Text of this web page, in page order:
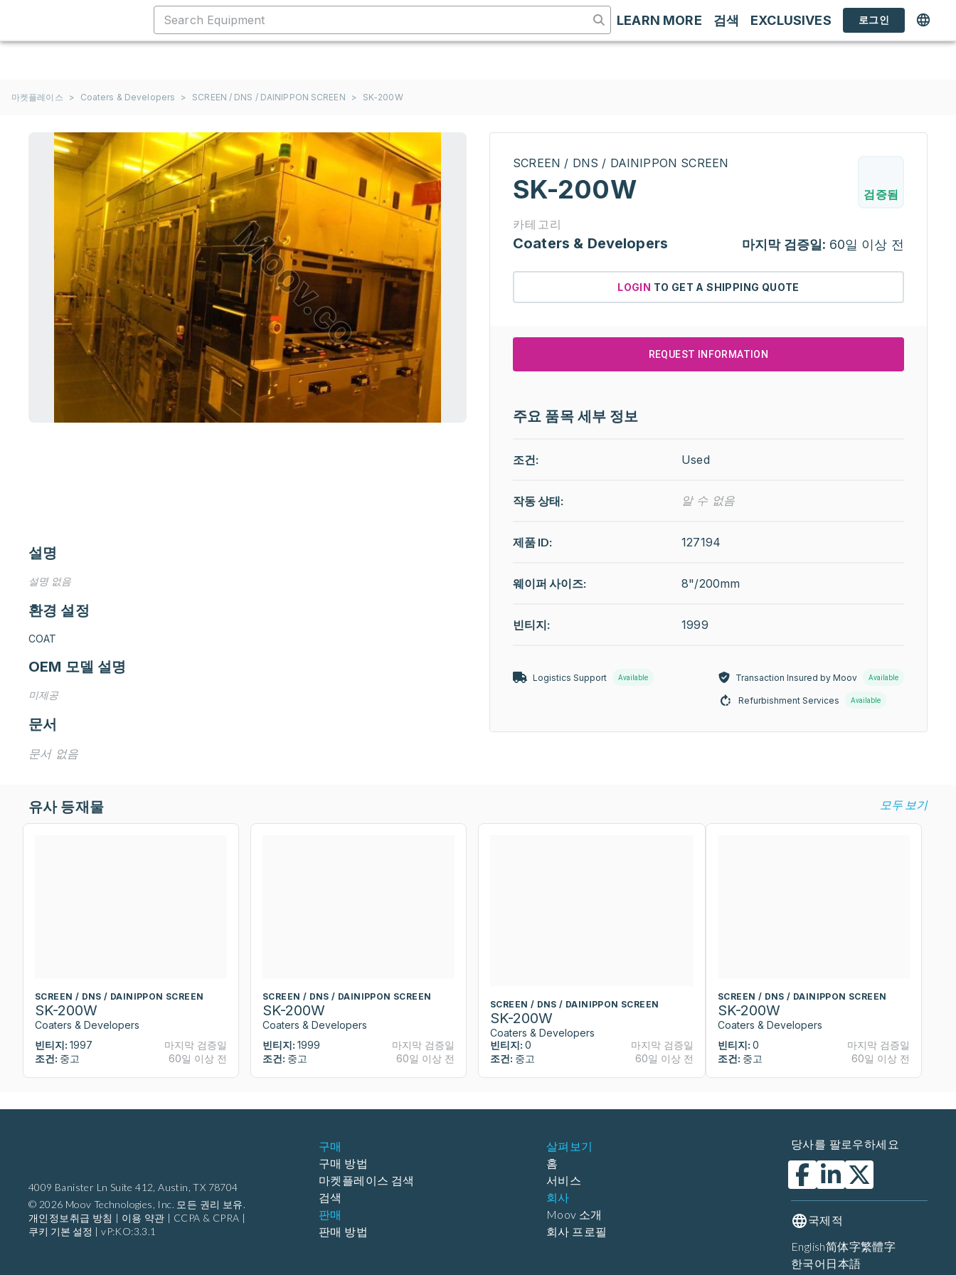
LEARN MORE 검색 EXCLUSIVES 로그인
마켓플레이스 > Coaters & Developers > SCREEN / DNS / DAINIPPON SCREEN > SK-200W
설명
설명 없음
환경 설정
COAT
OEM 모델 설명
미제공
문서
문서 없음
SCREEN / DNS / DAINIPPON SCREEN
SK-200W 검증됨
카테고리
Coaters & Developers 마지막 검증일: 60일 이상 전
LOGIN TO GET A SHIPPING QUOTE
REQUEST INFORMATION
주요 품목 세부 정보
조건: Used
작동 상태: 알 수 없음
제품 ID: 127194
웨이퍼 사이즈: 8"/200mm
빈티지: 1999
Logistics Support Available Transaction Insured by Moov Available
Refurbishment Services Available
유사 등재물 모두 보기
SCREEN / DNS / DAINIPPON SCREEN
SK-200W
Coaters & Developers
빈티지: 1997
조건: 중고
마지막 검증일
60일 이상 전
SCREEN / DNS / DAINIPPON SCREEN
SK-200W
Coaters & Developers
빈티지: 1999
조건: 중고
마지막 검증일
60일 이상 전
SCREEN / DNS / DAINIPPON SCREEN
SK-200W
Coaters & Developers
빈티지: 0
조건: 중고
마지막 검증일
60일 이상 전
SCREEN / DNS / DAINIPPON SCREEN
SK-200W
Coaters & Developers
빈티지: 0
조건: 중고
마지막 검증일
60일 이상 전
4009 Banister Ln Suite 412, Austin, TX 78704
© 2026 Moov Technologies, Inc. 모든 권리 보유.
개인정보취급 방침
이용 약관 CCPA & CPRA
쿠키 기본 설정
|vP:KO:3.3.1
구매
구매 방법
마켓플레이스 검색
검색
판매
판매 방법
살펴보기
홈
서비스
회사
Moov 소개
회사 프로필
당사를 팔로우하세요
국제적
English简体字繁體字
한국어 日本語